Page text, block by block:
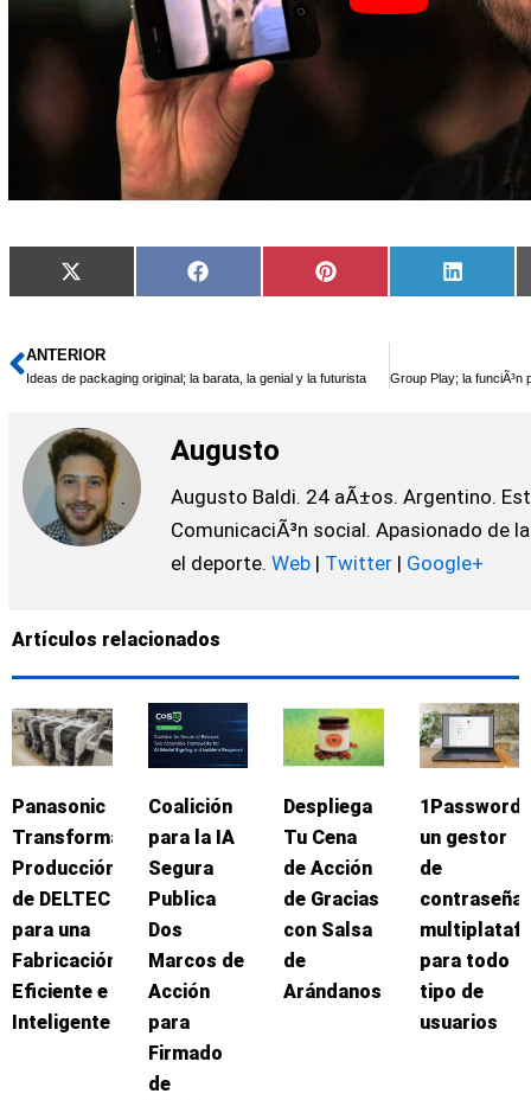
Compartir
en
X
(Twitter)
Compartir
en
Facebook
Compartir
en
Pinterest
en
Ant
ANTERIOR
Ideas de packaging original; la barata, la genial y la futurista
Augusto
Augusto Baldi. 24 aÃ±os. Argentino.
ComunicaciÃ³n social. Apasionado de
el deporte.Web | Twitter | Google+
Artículos relacionados
Panasonic
Transforma
Producción
de DELTEC
para una
Fabricación
Eficiente e
Inteligente
Coalición
para la IA
Segura
Publica
Dos
Marcos de
Acción
para
Firmado
de
Despliega
Tu Cena
de Acción
de Gracias
con Salsa
de
Arándanos
1Password:
un gestor
de
para todo
tipo de
usuarios